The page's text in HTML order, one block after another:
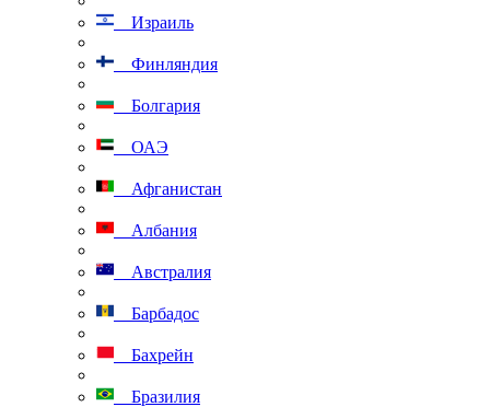
Израиль
Финляндия
Болгария
ОАЭ
Афганистан
Албания
Австралия
Барбадос
Бахрейн
Бразилия